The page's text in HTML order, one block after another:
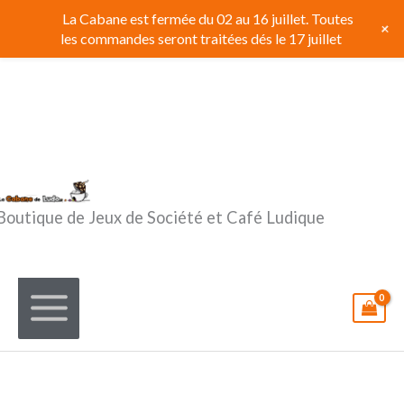
contenu
de Jeux de Société et Café Ludique
La Cabane est fermée du 02 au 16 juillet. Toutes
les commandes seront traitées dés le 17 juillet
+